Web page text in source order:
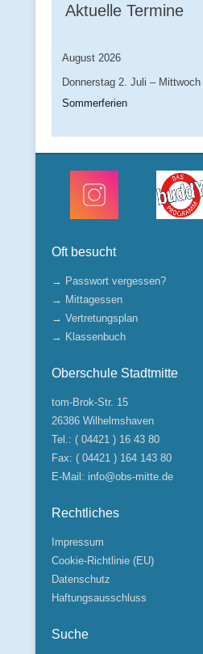
Aktuelle Termine
August 2026
Donnerstag 2. Juli – Mittwoch
Sommerferien
Oft besucht
→ Passwort vergessen?
→ Mittagessen
→ Vertretungsplan
→ Klassenbuch
Oberschule Stadtmitte
tom-Brok-Str. 15
26386 Wilhelmshaven
Tel.: ( 04421 ) 16 43 80
Fax: ( 04421 ) 164 143 80
E-Mail: info@obs-mitte.de
Rechtliches
Impressum
Cookie-Richtlinie (EU)
Datenschutz
Haftungsausschluss
Suche